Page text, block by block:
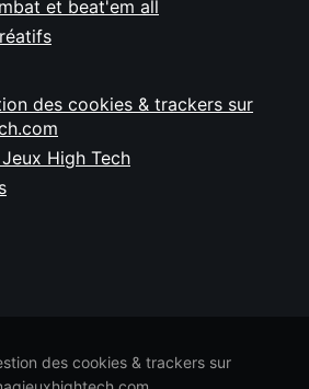
et beat'em all
des cookies & trackers sur
High Tech
des cookies & trackers sur